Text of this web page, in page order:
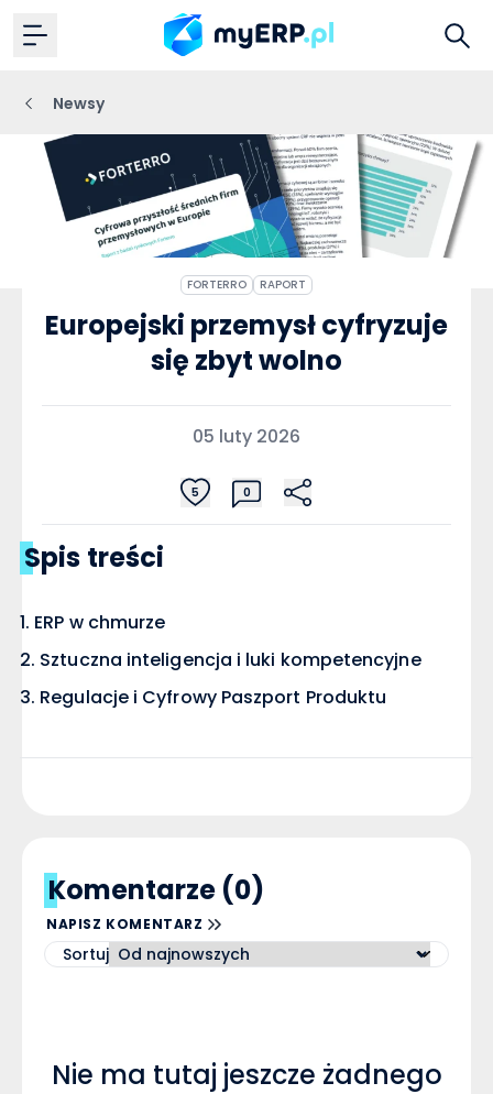
Newsy
FORTERRO RAPORT
Europejski przemysł cyfryzuje
się zbyt wolno
05 luty 2026
5 0
Spis treści
ERP w chmurze
Sztuczna inteligencja i luki kompetencyjne
Regulacje i Cyfrowy Paszport Produktu
Komentarze (0)
NAPISZ KOMENTARZ
Sortuj
Nie ma tutaj jeszcze żadnego